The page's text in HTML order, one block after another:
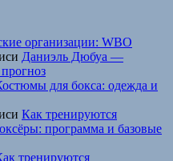
организации: WBO
Даниэль Дюбуа —
для бокса: одежда и
Как тренируются
программа и базовые
тренируются